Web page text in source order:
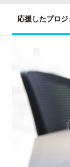
応援したプロジ